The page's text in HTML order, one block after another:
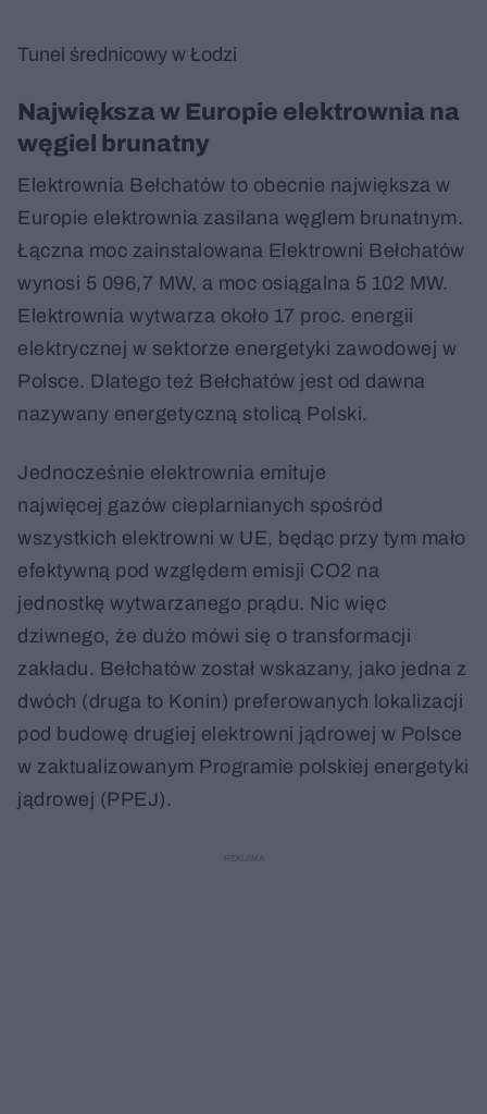
Tunel średnicowy w Łodzi
Spróbuj ponownie
Największa w Europie elektrownia na
węgiel brunatny
Elektrownia Bełchatów to obecnie największa w
Europie elektrownia zasilana węglem brunatnym.
Łączna moc zainstalowana Elektrowni Bełchatów
wynosi 5 096,7 MW, a moc osiągalna 5 102 MW.
Elektrownia wytwarza około 17 proc. energii
elektrycznej w sektorze energetyki zawodowej w
Polsce. Dlatego też Bełchatów jest od dawna
nazywany energetyczną stolicą Polski.
Jednocześnie elektrownia emituje
najwięcej gazów cieplarnianych spośród
wszystkich elektrowni w UE, będąc przy tym mało
efektywną pod względem emisji CO2 na
jednostkę wytwarzanego prądu. Nic więc
dziwnego, że dużo mówi się o transformacji
zakładu. Bełchatów został wskazany, jako jedna z
dwóch (druga to Konin) preferowanych lokalizacji
pod budowę drugiej elektrowni jądrowej w Polsce
w zaktualizowanym Programie polskiej energetyki
jądrowej (PPEJ).